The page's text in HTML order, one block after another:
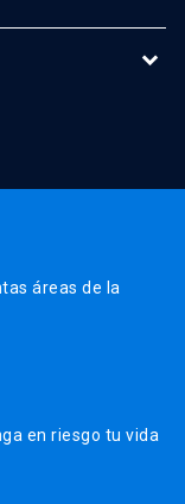
áreas de la
en riesgo tu vida